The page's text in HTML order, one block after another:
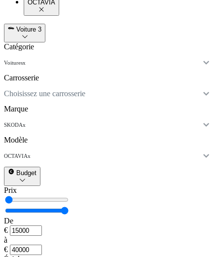
OCTAVIA
Voiture 3
Catégorie
Voituresx
Carrosserie
Choisissez une carrosserie
Marque
SKODAx
Modèle
OCTAVIAx
Budget
Prix
De
€
à
€